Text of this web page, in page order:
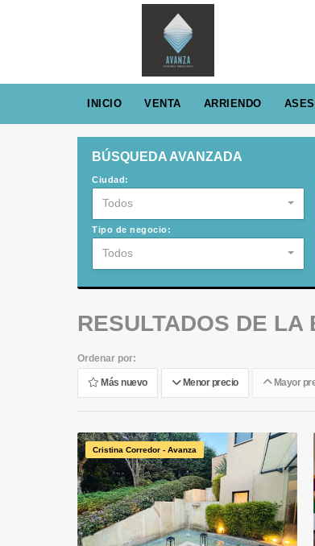
INICIO VENTA ARRIENDO
BÚSQUEDA AVANZADA
Ciudad:
Todos
Tipo de negocio:
Todos
RESULTADOS DE LA
Ordenar por:
Más nuevo Menor precio Mayor
Cristina Corredor - Avanza